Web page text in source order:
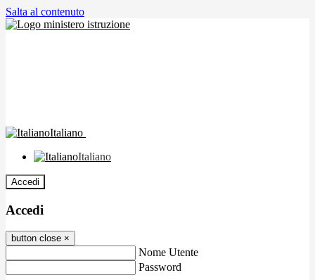
Salta al contenuto
Italiano
Italiano
Accedi
Accedi
button close ×
Nome Utente
Password